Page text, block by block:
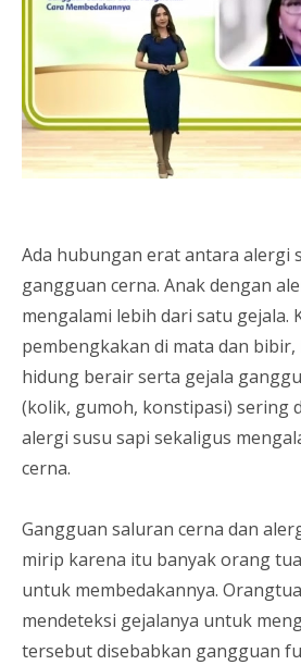
Ada hubungan erat antara alergi
gangguan cerna. Anak dengan
mengalami lebih dari satu gejala.
pembengkakan di mata dan
hidung berair serta gejala
(kolik, gumoh, konstipasi) sering
alergi susu sapi sekaligus
cerna.
Gangguan saluran cerna dan
mirip karena itu banyak orang
untuk membedakannya.
mendeteksi gejalanya untuk
tersebut disebabkan gangguan